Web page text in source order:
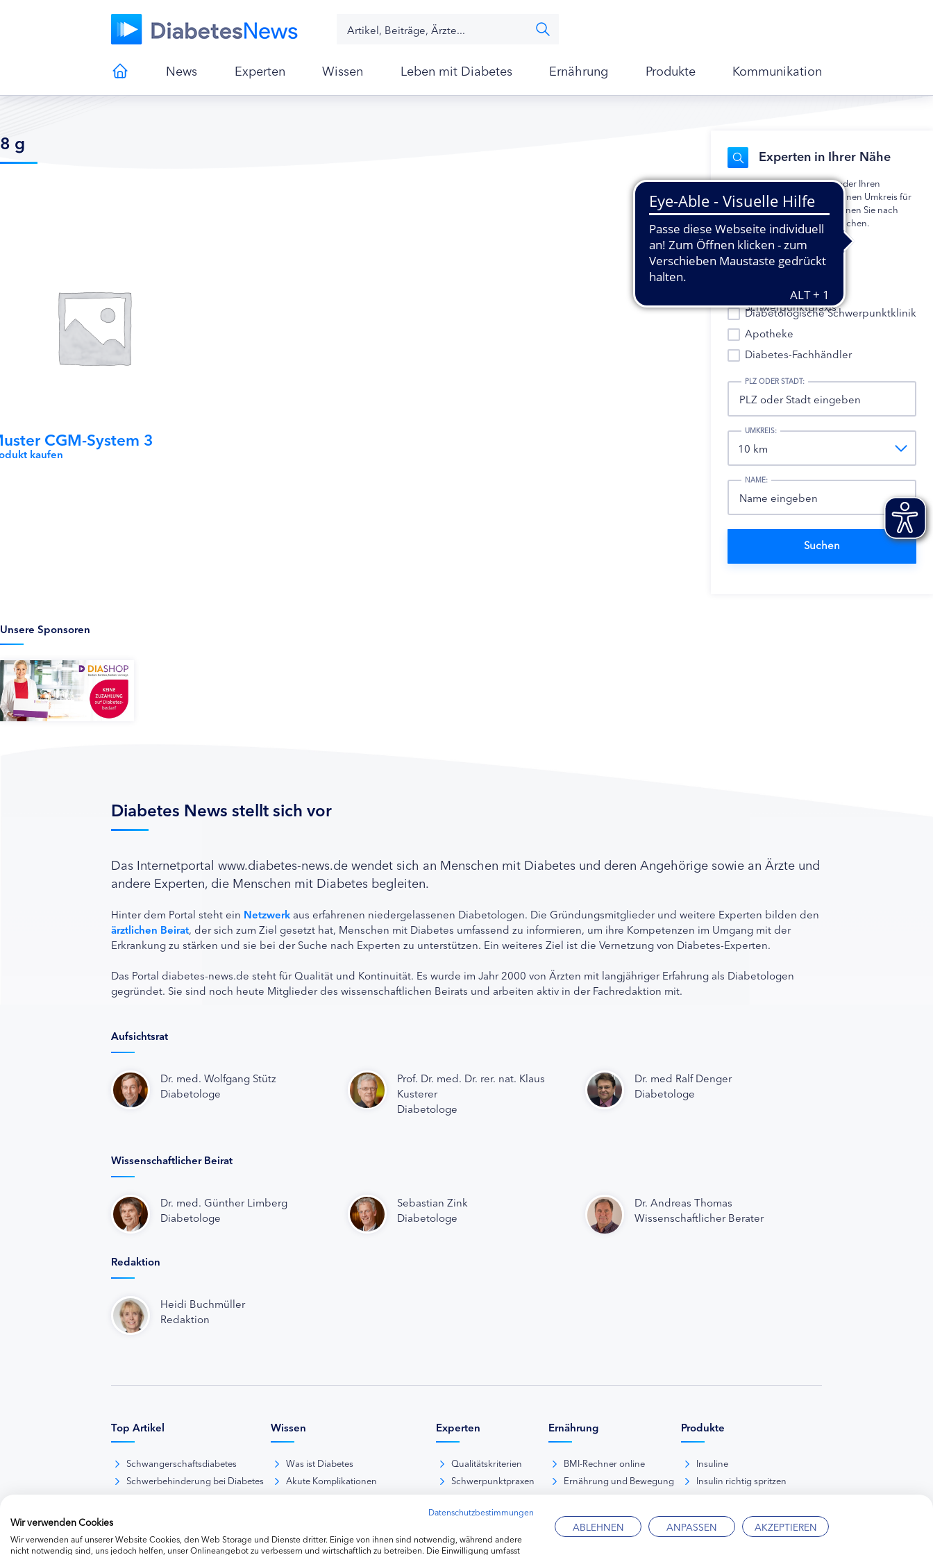
News Experten Wissen Leben mit Diabetes Ernährung Produkte Kommunikation
8 g
CGM-System 3
kaufen
Experten in Ihrer Nähe
Geben Sie Ihre Postleitzahl oder Ihren
Wohnort ein und legen Sie einen Umkreis für
die Suche fest. Alternativ können Sie nach
einem bestimmten Namen suchen.
Mehrfachauswahl möglich.
Hausarztpraxis
Diabetologische
Schwerpunktpraxis
Diabetologische Schwerpunktklinik
Apotheke
Diabetes-Fachhändler
PLZ ODER STADT:
UMKREIS:
NAME:
Unsere Sponsoren
Diabetes News stellt sich vor
Das Internetportal www.diabetes-news.de wendet sich an Menschen mit Diabetes und deren Angehörige sowie an Ärzte und
andere Experten, die Menschen mit Diabetes begleiten.
Hinter dem Portal steht ein Netzwerk aus erfahrenen niedergelassenen Diabetologen. Die Gründungsmitglieder und weitere Experten bilden den
ärztlichen Beirat, der sich zum Ziel gesetzt hat, Menschen mit Diabetes umfassend zu informieren, um ihre Kompetenzen im Umgang mit der
Erkrankung zu stärken und sie bei der Suche nach Experten zu unterstützen. Ein weiteres Ziel ist die Vernetzung von Diabetes-Experten.
Das Portal diabetes-news.de steht für Qualität und Kontinuität. Es wurde im Jahr 2000 von Ärzten mit langjähriger Erfahrung als Diabetologen
gegründet. Sie sind noch heute Mitglieder des wissenschaftlichen Beirats und arbeiten aktiv in der Fachredaktion mit.
Aufsichtsrat
Dr. med. Wolfgang Stütz
Diabetologe
Prof. Dr. med. Dr. rer. nat. Klaus
Kusterer
Diabetologe
Dr. med Ralf Denger
Diabetologe
Wissenschaftlicher Beirat
Dr. med. Günther Limberg
Diabetologe
Sebastian Zink
Diabetologe
Dr. Andreas Thomas
Wissenschaftlicher Berater
Redaktion
Heidi Buchmüller
Redaktion
Top Artikel
Schwangerschaftsdiabetes
Schwerbehinderung bei Diabetes
Wissen
Was ist Diabetes
Akute Komplikationen
Therapie Typ-2-Diabetes
Experten
Qualitätskriterien
Schwerpunktpraxen
Kliniken
Diabetes-Fachhändler
Ernährung
BMI-Rechner online
Ernährung und Bewegung
Lebensmittelkunde
Produkte
Insuline
Insulin richtig spritzen
Datenschutzbestimmungen
Wir verwenden Cookies
Wir verwenden auf unserer Website Cookies, den Web Storage und Dienste dritter. Einige von ihnen sind notwendig, während andere
nicht notwendig sind, uns jedoch helfen, unser Onlineangebot zu verbessern und wirtschaftlich zu betreiben. Die Einwilligung umfasst
ABLEHNEN ANPASSEN AKZEPTIEREN